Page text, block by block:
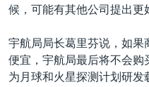
候，可能有其他公司提出更
宇航局局长葛里芬说，如
便宜，宇航局最后将不会购
为月球和火星探测计划研发